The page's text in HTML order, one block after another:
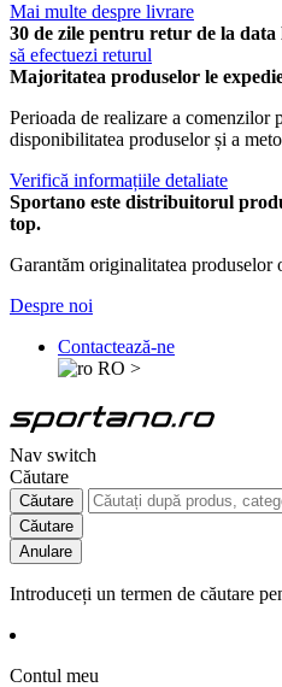
Mai multe despre livrare
30 de zile pentru retur de la
să efectuezi returul
Majoritatea produselor le
Perioada de realizare a comenzilor
disponibilitatea produselor și a
Verifică informațiile detaliate
Sportano este distribuitorul
top.
Garantăm originalitatea produselor
Despre noi
Contactează-ne
RO >
Nav switch
Căutare
Căutare
Căutare
Anulare
Introduceți un termen de căutare
Contul meu